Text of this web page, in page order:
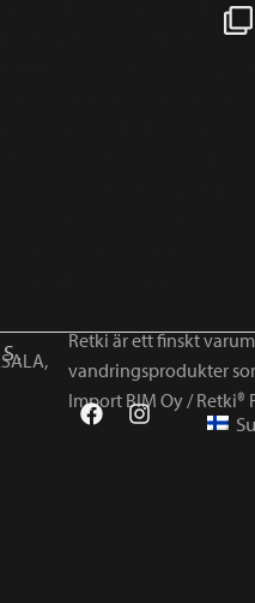
Retki är ett finskt
vandringsprodukter
Import BIM Oy / Retki®